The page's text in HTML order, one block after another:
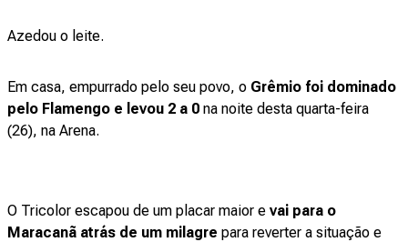
Azedou o leite.
Em casa, empurrado pelo seu povo, o Grêmio foi dominado
pelo Flamengo e levou 2 a 0 na noite desta quarta-feira
(26), na Arena.
O Tricolor escapou de um placar maior e vai para o
Maracanã atrás de um milagre para reverter a situação e